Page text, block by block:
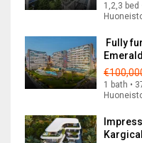
1,2,3 bed
Fully
1 bath •